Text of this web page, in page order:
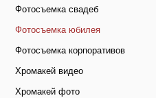
Фотосъемка свадеб
Фотосъемка юбилея
Фотосъемка корпоративов
Хромакей видео
Хромакей фото